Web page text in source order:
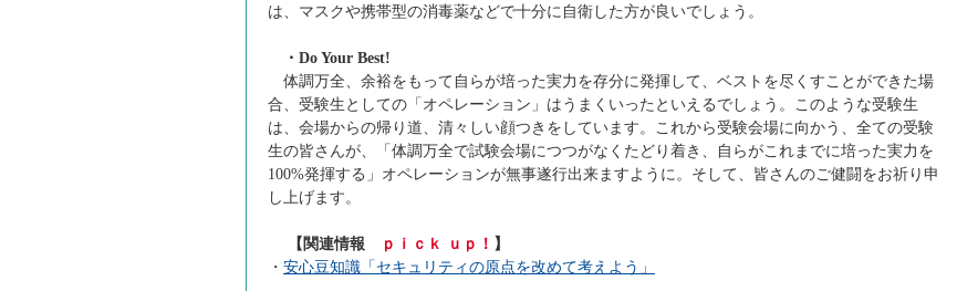
は、マスクや携帯型の消毒薬などで十分に自衛した方が良いでしょう。
・Do Your Best!
体調万全、余裕をもって自らが培った実力を存分に発揮して、ベストを尽くすことができた場
合、受験生としての「オペレーション」はうまくいったといえるでしょう。このような受験生
は、会場からの帰り道、清々しい顔つきをしています。これから受験会場に向かう、全ての受験
生の皆さんが、「体調万全で試験会場につつがなくたどり着き、自らがこれまでに培った実力を
100%発揮する」オペレーションが無事遂行出来ますように。そして、皆さんのご健闘をお祈り申
し上げます。
【関連情報 ｐｉｃｋ ｕｐ！ 】
・ 安心豆知識「セキュリティの原点を改めて考えよう」